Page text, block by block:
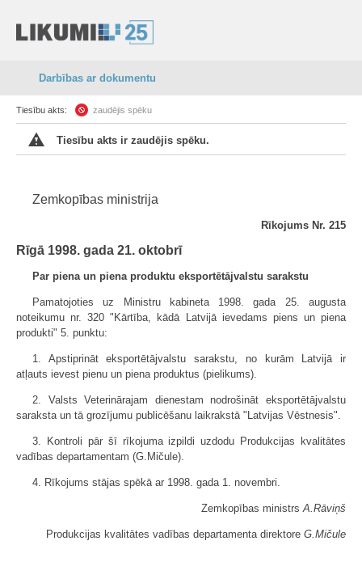
Darbības ar dokumentu
Tiesību akts: zaudējis spēku
Tiesību akts ir zaudējis spēku.
Zemkopības ministrija
Rīkojums Nr. 215
Rīgā 1998. gada 21. oktobrī
Par piena un piena produktu eksportētājvalstu sarakstu
Pamatojoties uz Ministru kabineta 1998. gada 25. augusta
noteikumu nr. 320 "Kārtība, kādā Latvijā ievedams piens un piena
produkti" 5. punktu:
1. Apstiprināt eksportētājvalstu sarakstu, no kurām Latvijā ir
atļauts ievest pienu un piena produktus (pielikums).
2. Valsts Veterinārajam dienestam nodrošināt eksportētājvalstu
saraksta un tā grozījumu publicēšanu laikrakstā "Latvijas Vēstnesis".
3. Kontroli pār šī rīkojuma izpildi uzdodu Produkcijas kvalitātes
vadības departamentam (G.Mičule).
4. Rīkojums stājas spēkā ar 1998. gada 1. novembri.
Zemkopības ministrsA.Rāviņš
Produkcijas kvalitātes vadības departamenta direktore G.Mičule